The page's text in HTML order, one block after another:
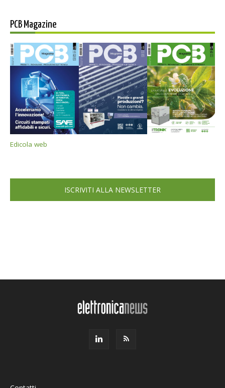
PCB Magazine
Edicola web
ISCRIVITI ALLA NEWSLETTER